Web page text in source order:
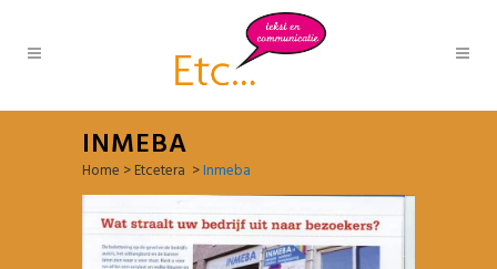
INMEBA
Home >Etcetera >Inmeba